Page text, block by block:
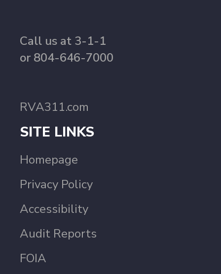
Call us at 3-1-1
or 804-646-7000
RVA311.com
SITE LINKS
Homepage
Privacy Policy
Accessibility
Audit Reports
FOIA